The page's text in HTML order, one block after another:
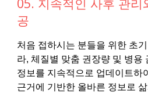
공
처음 접하시는 분들을 위한 초
라, 체질별 맞춤 권장량 및 병용
정보를 지속적으로 업데이트하
근거에 기반한 올바른 정보로